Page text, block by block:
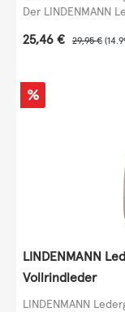
Der LINDENMANN
Verkaufspreis:
25,46 € Regulärer
29,95 €
Rabatt
%
LINDENMANN
Vollrindleder
LINDENMANN